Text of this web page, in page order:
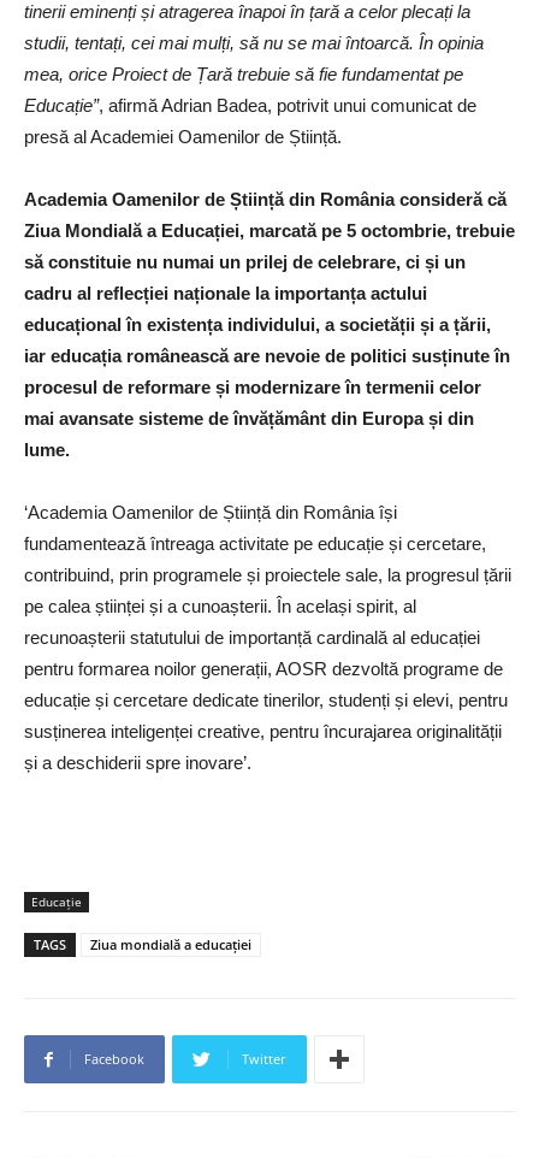
tinerii eminenți și atragerea înapoi în țară a celor plecați la
studii, tentați, cei mai mulți, să nu se mai întoarcă. În opinia
mea, orice Proiect de Țară trebuie să fie fundamentat pe
Educație”, afirmă Adrian Badea, potrivit unui comunicat de
presă al Academiei Oamenilor de Știință.
Academia Oamenilor de Știință din România consideră că
Ziua Mondială a Educației, marcată pe 5 octombrie, trebuie
să constituie nu numai un prilej de celebrare, ci și un
cadru al reflecției naționale la importanța actului
educațional în existența individului, a societății și a țării,
iar educația românească are nevoie de politici susținute în
procesul de reformare și modernizare în termenii celor
mai avansate sisteme de învățământ din Europa și din
lume.
‘Academia Oamenilor de Știință din România își
fundamentează întreaga activitate pe educație și cercetare,
contribuind, prin programele și proiectele sale, la progresul țării
pe calea științei și a cunoașterii. În același spirit, al
recunoașterii statutului de importanță cardinală al educației
pentru formarea noilor generații, AOSR dezvoltă programe de
educație și cercetare dedicate tinerilor, studenți și elevi, pentru
susținerea inteligenței creative, pentru încurajarea originalității
și a deschiderii spre inovare’.
Educaţie
TAGS Ziua mondială a educației
Facebook Twitter